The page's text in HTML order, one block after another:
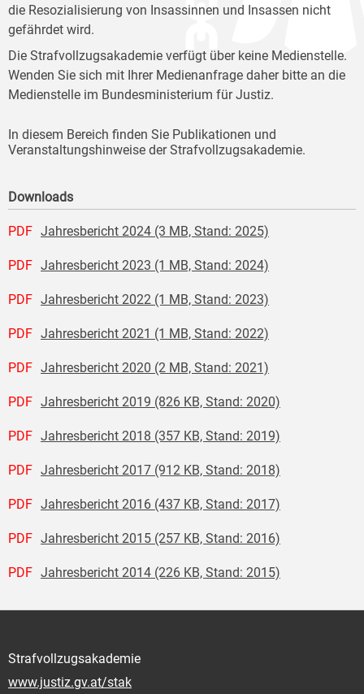
die Resozialisierung von Insassinnen und Insassen nicht
gefährdet wird.
Die Strafvollzugsakademie verfügt über keine Medienstelle.
Wenden Sie sich mit Ihrer Medienanfrage daher bitte an die
Medienstelle im Bundesministerium für Justiz.
In diesem Bereich finden Sie Publikationen und
Veranstaltungshinweise der Strafvollzugsakademie.
Downloads
PDF Jahresbericht 2024 (3 MB, Stand: 2025)
PDF Jahresbericht 2023 (1 MB, Stand: 2024)
PDF Jahresbericht 2022 (1 MB, Stand: 2023)
PDF Jahresbericht 2021 (1 MB, Stand: 2022)
PDF Jahresbericht 2020 (2 MB, Stand: 2021)
PDF Jahresbericht 2019 (826 KB, Stand: 2020)
PDF Jahresbericht 2018 (357 KB, Stand: 2019)
PDF Jahresbericht 2017 (912 KB, Stand: 2018)
PDF Jahresbericht 2016 (437 KB, Stand: 2017)
PDF Jahresbericht 2015 (257 KB, Stand: 2016)
PDF Jahresbericht 2014 (226 KB, Stand: 2015)
Strafvollzugsakademie
www.justiz.gv.at/stak